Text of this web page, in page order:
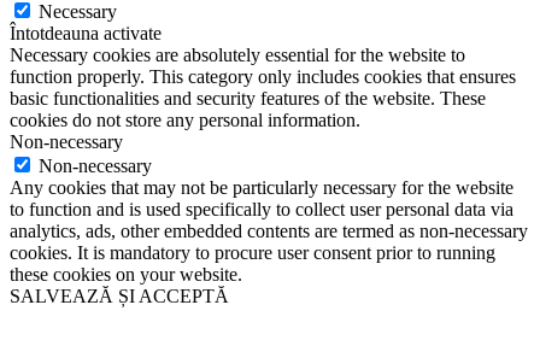
Necessary
Întotdeauna activate
Necessary cookies are absolutely essential for the website to
function properly. This category only includes cookies that ensures
basic functionalities and security features of the website. These
cookies do not store any personal information.
Non-necessary
Non-necessary
Any cookies that may not be particularly necessary for the website
to function and is used specifically to collect user personal data via
analytics, ads, other embedded contents are termed as non-necessary
cookies. It is mandatory to procure user consent prior to running
these cookies on your website.
SALVEAZĂ ȘI ACCEPTĂ